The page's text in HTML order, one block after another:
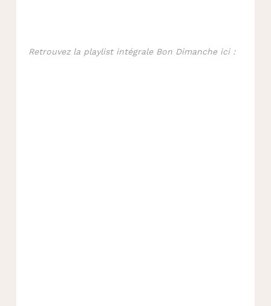
Retrouvez la playlist intégrale Bon Dimanche ici :